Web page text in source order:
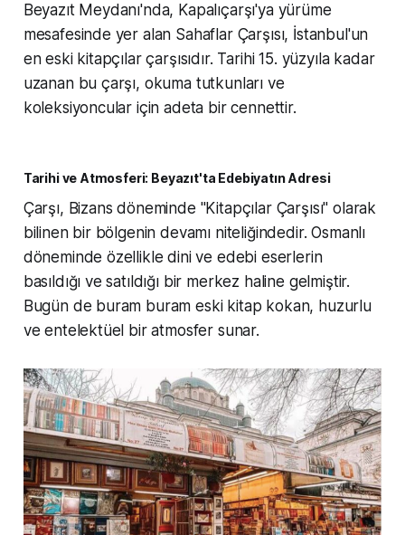
Beyazıt Meydanı'nda, Kapalıçarşı'ya yürüme
mesafesinde yer alan Sahaflar Çarşısı, İstanbul'un
en eski kitapçılar çarşısıdır. Tarihi 15. yüzyıla kadar
uzanan bu çarşı, okuma tutkunları ve
koleksiyoncular için adeta bir cennettir.
Tarihi ve Atmosferi: Beyazıt'ta Edebiyatın Adresi
Çarşı, Bizans döneminde "Kitapçılar Çarşısı" olarak
bilinen bir bölgenin devamı niteliğindedir. Osmanlı
döneminde özellikle dini ve edebi eserlerin
basıldığı ve satıldığı bir merkez haline gelmiştir.
Bugün de buram buram eski kitap kokan, huzurlu
ve entelektüel bir atmosfer sunar.